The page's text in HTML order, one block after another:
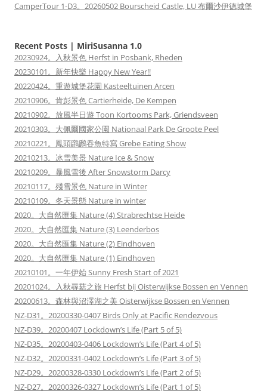
CamperTour 1-D3。20260502 Bourscheid Castle, LU 布爾沙伊德城堡
Recent Posts | MiriSusanna 1.0
20230924。入秋景色 Herfst in Posbank, Rheden
20230101。新年快樂 Happy New Year!!
20220424。重遊城堡花園 Kasteeltuinen Arcen
20210906。肯彭景色 Cartierheide, De Kempen
20210902。放風半日遊 Toon Kortooms Park, Griendsveen
20210303。大佩爾國家公園 Nationaal Park De Groote Peel
20210221。鳳頭鸊鷉吞魚特寫 Grebe Eating Show
20210213。冰雪美景 Nature Ice & Snow
20210209。暴風雪後 After Snowstorm Darcy
20210117。殘雪景色 Nature in Winter
20210109。冬天景態 Nature in winter
2020。大自然匯集 Nature (4) Strabrechtse Heide
2020。大自然匯集 Nature (3) Leenderbos
2020。大自然匯集 Nature (2) Eindhoven
2020。大自然匯集 Nature (1) Eindhoven
20210101。一年伊始 Sunny Fresh Start of 2021
20201024。入秋尋菇之旅 Herfst bij Oisterwijkse Bossen en Vennen
20200613。森林與沼澤湖之美 Oisterwijkse Bossen en Vennen
NZ-D31。20200330-0407 Birds Only at Pacific Rendezvous
NZ-D39。20200407 Lockdown’s Life (Part 5 of 5)
NZ-D35。20200403-0406 Lockdown’s Life (Part 4 of 5)
NZ-D32。20200331-0402 Lockdown’s Life (Part 3 of 5)
NZ-D29。20200328-0330 Lockdown’s Life (Part 2 of 5)
NZ-D27。20200326-0327 Lockdown’s Life (Part 1 of 5)